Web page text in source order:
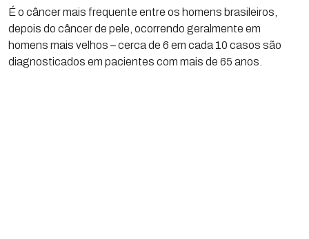
É o câncer mais frequente entre os homens brasileiros,
depois do câncer de pele, ocorrendo geralmente em
homens mais velhos – cerca de 6 em cada 10 casos são
diagnosticados em pacientes com mais de 65 anos.